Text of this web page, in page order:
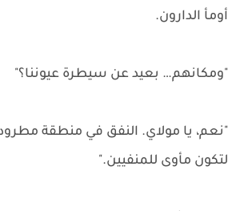
أومأ الدارون.
"ومكانهم… بعيد عن سيطرة عيوننا؟"
"نعم، يا مولاي. النفق في منطقة
لتكون مأوى للمنفيين."